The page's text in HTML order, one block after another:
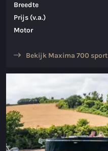
Breedte
Prijs (v.a.)
Motor
Bekijk Maxima 700 sport